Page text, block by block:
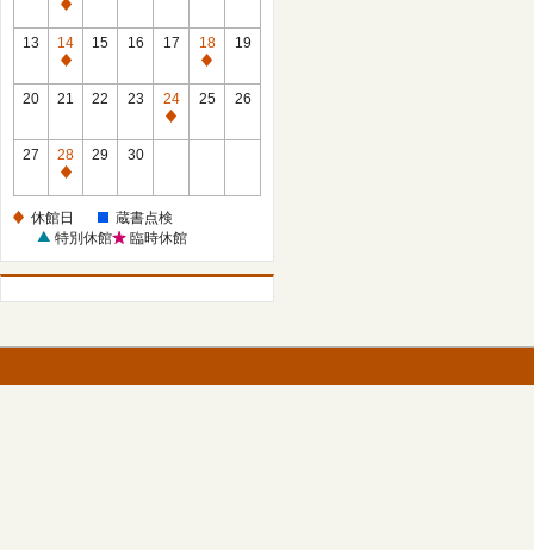
休
館
日
13
14
休
館
15 16 17
18
休
館
19
20 21 22 23
24
休
25 26
27
28
休
日
29 30
休館日
蔵書点検
特別休館
臨時休館